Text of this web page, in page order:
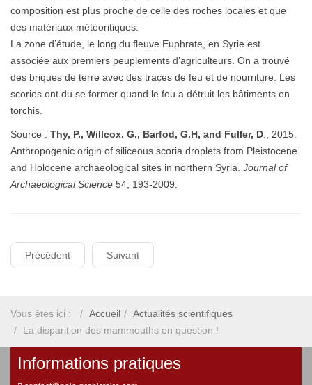
composition est plus proche de celle des roches locales et que
des matériaux météoritiques.
La zone d’étude, le long du fleuve Euphrate, en Syrie est
associée aux premiers peuplements d’agriculteurs. On a trouvé
des briques de terre avec des traces de feu et de nourriture. Les
scories ont du se former quand le feu a détruit les bâtiments en
torchis.
Source : Thy, P., Willcox. G., Barfod, G.H, and Fuller, D ., 2015.
Anthropogenic origin of siliceous scoria droplets from Pleistocene
and Holocene archaeological sites in northern Syria. Journal of
Archaeological Science 54, 193-2009.
Précédent Suivant
Vous êtes ici : Accueil
Actualités scientifiques
La disparition des mammouths en question !
Informations pratiques